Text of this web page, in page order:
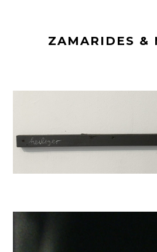
SPRINGENZAMARIDES &